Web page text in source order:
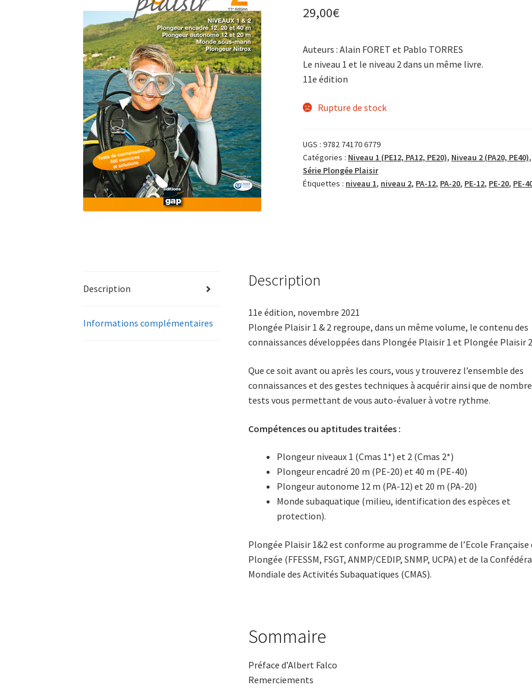
29,00€
Auteurs : Alain FORET et Pablo TORRES
Le niveau 1 et le niveau 2 dans un même livre.
11e édition
Rupture de stock
UGS :9782 74170 6779
Catégories : Niveau 1 (PE12, PA12, PE20), Niveau 2 (PA20, PE40),
Série Plongée Plaisir
Étiquettes : niveau 1, niveau 2, PA-12, PA-20, PE-12, PE-20, PE-
Description
Informations complémentaires
Description
11e édition, novembre 2021
Plongée Plaisir 1 & 2 regroupe, dans un même volume, le contenu des
connaissances développées dans Plongée Plaisir 1 et Plongée Plaisir
Que ce soit avant ou après les cours, vous y trouverez l’ensemble des
connaissances et des gestes techniques à acquérir ainsi que de
tests vous permettant de vous auto-évaluer à votre rythme.
Compétences ou aptitudes traitées :
Plongeur niveaux 1 (Cmas 1*) et 2 (Cmas 2*)
Plongeur encadré 20 m (PE-20) et 40 m (PE-40)
Plongeur autonome 12 m (PA-12) et 20 m (PA-20)
Monde subaquatique (milieu, identification des espèces et
protection).
Plongée Plaisir 1&2 est conforme au programme de l’Ecole Française
Plongée (FFESSM, FSGT, ANMP/CEDIP, SNMP, UCPA) et de la
Mondiale des Activités Subaquatiques (CMAS).
Sommaire
Préface d’Albert Falco
Remerciements